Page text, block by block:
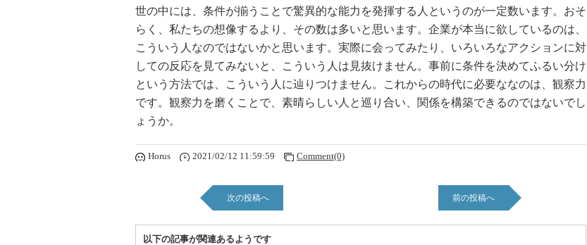
世の中には、条件が揃うことで驚異的な能力を発揮する人というのが一定数います。おそ
らく、私たちの想像するより、その数は多いと思います。企業が本当に欲しているのは、
こういう人なのではないかと思います。実際に会ってみたり、いろいろなアクションに対
しての反応を見てみないと、こういう人は見抜けません。事前に条件を決めてふるい分け
という方法では、こういう人に辿りつけません。これからの時代に必要ななのは、観察力
です。観察力を磨くことで、素晴らしい人と巡り合い、関係を構築できるのではないでし
ょうか。
Horus 2021/02/12 11:59:59 Comment(0)
次の投稿へ 前の投稿へ
以下の記事が関連あるようです